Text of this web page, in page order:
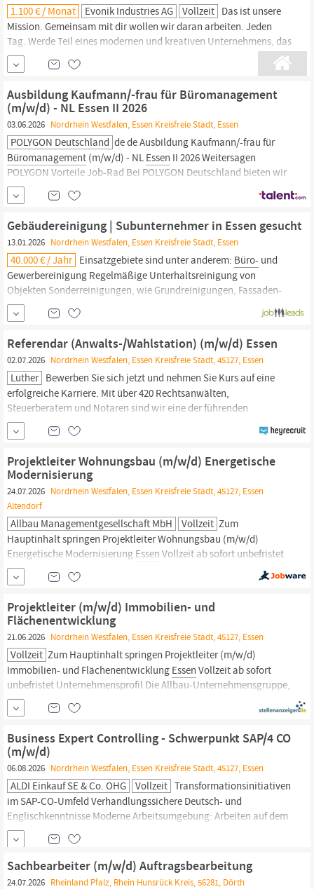
1.100 € / Monat Evonik Industries AG Vollzeit Das ist unsere
Mission. Gemeinsam mit dir wollen wir daran arbeiten. Jeden
Tag. Werde Teil eines modernen und kreativen Unternehmens, das
die Welt von morgen besser macht. Finde deinen Weg über unsere
vielfältigen Ausbildungsberufe und dualen Studiengänge. Zur
Schüler-Karriereseite Ausbildung 2027 Kaufleute für
Büromanagement(m/w/d) -EssenWir haben keine
Ausbildung Kaufmann/-frau für Büromanagement
(m/w/d) - NL Essen II 2026
03.06.2026 Nordrhein Westfalen, Essen Kreisfreie Stadt, Essen
POLYGON Deutschland de de Ausbildung Kaufmann/-frau für
Büromanagement (m/w/d) - NL Essen II 2026 Weitersagen
POLYGON Vorteile Job-Rad Bei POLYGON Deutschland bieten wir
unseren Mitarbeiterinnen und Mitarbeitern attraktive
Vergünstigungen für das Bikeleasing an. Durch das Job-Rad-
gesunde Lebensweise.
Gebäudereinigung | Subunternehmer in Essen gesucht
13.01.2026 Nordrhein Westfalen, Essen Kreisfreie Stadt, Essen
40.000 € / Jahr Einsatzgebiete sind unter anderem: Büro- und
Gewerbereinigung Regelmäßige Unterhaltsreinigung von
Objekten Sonderreinigungen, wie Grundreinigungen, Fassaden-
und Baureinigungen Als Subunternehmer übernehmen Sie
verantwortungsvoll die Reinigung von
Wohnanlagen sowie weiteren Objekten in
Sie stellen...
Referendar (Anwalts-/Wahlstation) (m/w/d) Essen
02.07.2026 Nordrhein Westfalen, Essen Kreisfreie Stadt, 45127, Essen
Luther Bewerben Sie sich jetzt und nehmen Sie Kurs auf eine
erfolgreiche Karriere. Mit über 420 Rechtsanwälten,
Steuerberatern und Notaren sind wir eine der führenden
deutschen Wirtschaftskanzleien. In unseren zehn deutschen und
elf internationalen
verstärken regelmäßig Referendare
(m/w/d) und wissenschaftliche Mitarbeiter (m/w/d) unsere
Teams.
Projektleiter Wohnungsbau (m/w/d) Energetische
Modernisierung
24.07.2026 Nordrhein Westfalen, Essen Kreisfreie Stadt, 45127, Essen
Altendorf
Allbau Managementgesellschaft MbH Vollzeit Zum
Hauptinhalt springen Projektleiter Wohnungsbau (m/w/d)
Energetische Modernisierung Essen Vollzeit ab sofort unbefristet
Unternehmensprofil Die Allbau-Unternehmensgruppe, gegründet
1919 und mit rund 18.000 Wohnungen für nahezu 40.000 Menschen
der größte Wohnungsanbieter in
serviceorientiert mit einer ganzheitlichen...
Projektleiter (m/w/d) Immobilien- und
Flächenentwicklung
21.06.2026 Nordrhein Westfalen, Essen Kreisfreie Stadt, 45127, Essen
Vollzeit Zum Hauptinhalt springen Projektleiter (m/w/d)
Immobilien- und Flächenentwicklung Essen Vollzeit ab sofort
unbefristet Unternehmensprofil Die Allbau-Unternehmensgruppe,
gegründet 1919 und mit rund 18.000 Wohnungen für nahezu
40.000 Menschen der größte Wohnungsanbieter in
Kunden-
Business Expert Controlling - Schwerpunkt SAP/4 CO
(m/w/d)
06.08.2026 Nordrhein Westfalen, Essen Kreisfreie Stadt, 45127, Essen
ALDI Einkauf SE & Co. OHG Vollzeit Transformationsinitiativen
im SAP-CO-Umfeld Verhandlungssichere Deutsch- und
Englischkenntnisse Moderne Arbeitsumgebung: Arbeiten auf dem
ALDI Nord Campus mit Open-Space Konzept, Betriebsrestaurant,
Café, Eltern-Kind-
Life-Balance: Flexible Arbeitszeiten und ein hybrides
Arbeitsmodell mit der Möglichkeit
Sachbearbeiter (m/w/d) Auftragsbearbeitung
24.07.2026 Rheinland Pfalz, Rhein Hunsrück Kreis, 56281, Dörth